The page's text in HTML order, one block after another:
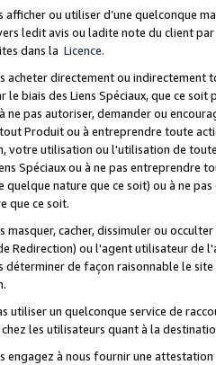
afficher ou utiliser d’une quelconque
ledit avis ou ladite note du client
dans la Licence.
acheter directement ou
le biais des Liens Spéciaux, que ce
ne pas autoriser, demander ou
Produit ou à entreprendre toute
votre utilisation ou l'utilisation de
Spéciaux ou à ne pas entreprendre
quelque nature que ce soit) ou à ne
que ce soit.
masquer, cacher, dissimuler ou
Redirection) ou l'agent utilisateur
déterminer de façon raisonnable le
utiliser un quelconque service de
les utilisateurs quant à la
engagez à nous fournir une